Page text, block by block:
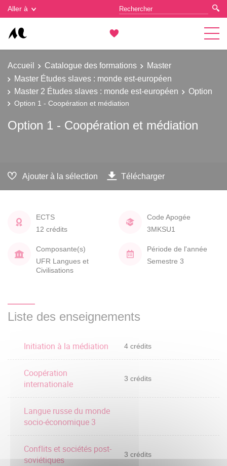
Aller à
Accueil Catalogue des formations
Master
Master Études slaves : monde est-européen
Master 2 Études slaves : monde est-européen
Option
Option 1 - Coopération et médiation
Option 1 - Coopération et médiation
Ajouter à la sélection Télécharger
ECTS
12 crédits
Code Apogée
3MKSU1
Composante(s)
UFR Langues et
Civilisations
Période de l'année
Semestre 3
Liste des enseignements
Initiation à la médiation 4 crédits
Coopération
internationale
3 crédits
Langue russe du monde
socio-économique 3
Conflits et sociétés post-
soviétiques
3 crédits
Gestion des cookies